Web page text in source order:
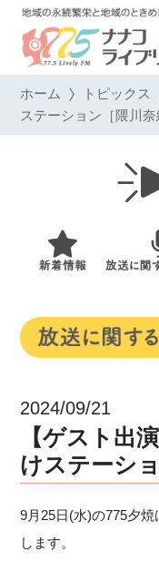
ホーム トピックス
ステーション［隈川
2024/09/21
【ゲスト出
けステーシ
9月25日(水)の775夕
します。